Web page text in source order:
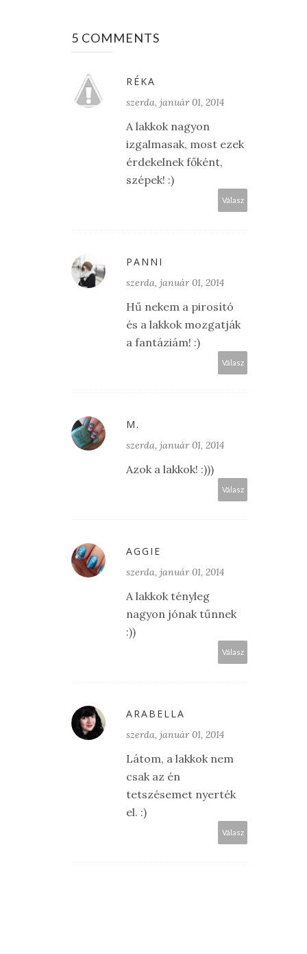
5 COMMENTS
RÉKA
szerda, január 01, 2014
A lakkok nagyon
izgalmasak, most ezek
érdekelnek főként,
szépek! :)
Válasz
PANNI
szerda, január 01, 2014
Hű nekem a pirosító
és a lakkok mozgatják
a fantáziám! :)
Válasz
M.
szerda, január 01, 2014
Azok a lakkok! :)))
Válasz
AGGIE
szerda, január 01, 2014
A lakkok tényleg
nagyon jónak tűnnek
:))
Válasz
ARABELLA
szerda, január 01, 2014
Látom, a lakkok nem
csak az én
tetszésemet nyerték
el. :)
Válasz